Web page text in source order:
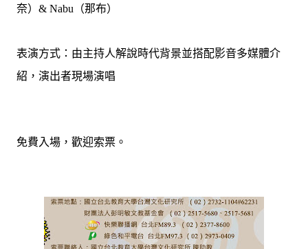
奈）
& Nabu （那布）
表演方式 ：由主持人解說時代背景並搭配影音多媒體介
紹， 演出者現場演唱
免費入場，歡迎索票。